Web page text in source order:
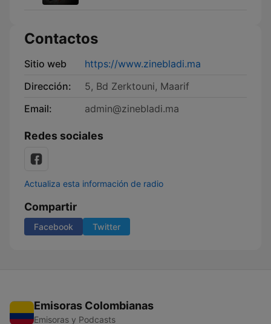
Contactos
Sitio web
https://www.zinebladi.ma
Dirección:
5, Bd Zerktouni, Maarif
Email:
admin@zinebladi.ma
Redes sociales
Actualiza esta información de radio
Compartir
Facebook Twitter
Emisoras Colombianas
Emisoras y Podcasts